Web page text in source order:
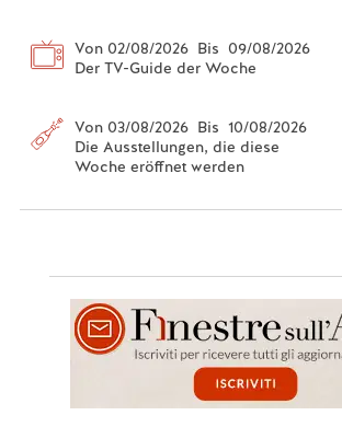
Von 02/08/2026 Bis 09/08/2026
Der TV-Guide der Woche
Von 03/08/2026 Bis 10/08/2026
Die Ausstellungen, die diese
Woche eröffnet werden